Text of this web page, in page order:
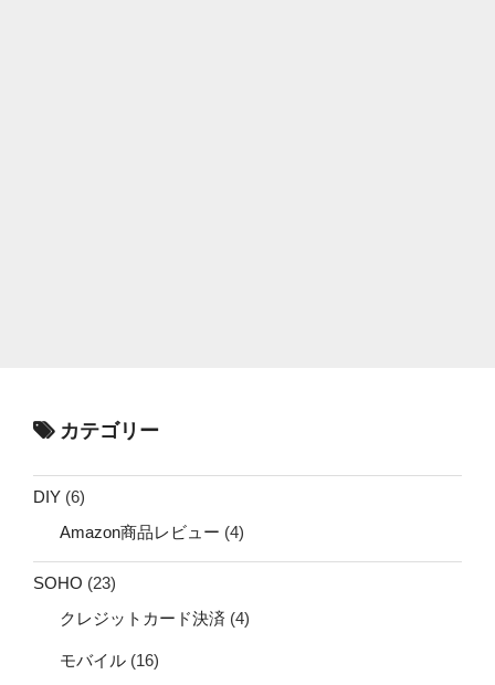
カテゴリー
DIY (6)
Amazon商品レビュー (4)
SOHO (23)
クレジットカード決済 (4)
モバイル (16)